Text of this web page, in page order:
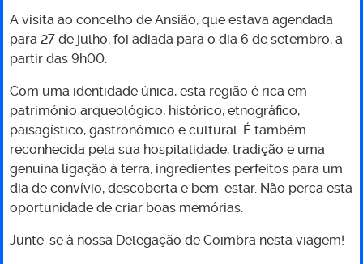
Ansião
-
adiada
para
o
dia
6
A visita ao concelho de Ansião, que estava agendada
para 27 de julho, foi adiada para o dia 6 de setembro, a
partir das 9h00.
Com uma identidade única, esta região é rica em
património arqueológico, histórico, etnográfico,
paisagístico, gastronómico e cultural. É também
reconhecida pela sua hospitalidade, tradição e uma
genuína ligação à terra, ingredientes perfeitos para um
dia de convívio, descoberta e bem-estar. Não perca esta
oportunidade de criar boas memórias.
Junte-se à nossa Delegação de Coimbra nesta viagem!